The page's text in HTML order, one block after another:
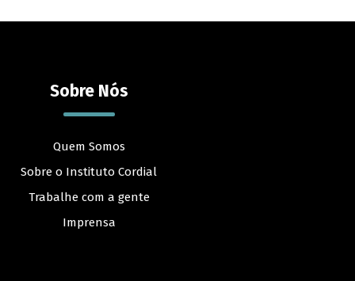
Sobre Nós
Quem Somos
Sobre o Instituto Cordial
Trabalhe com a gente
Imprensa